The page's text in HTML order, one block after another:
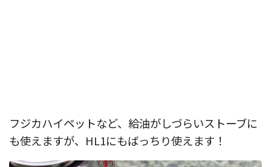
フジカハイペットなど、給油がしづらいストーブに
も使えますが、HL1にもばっちり使えます！